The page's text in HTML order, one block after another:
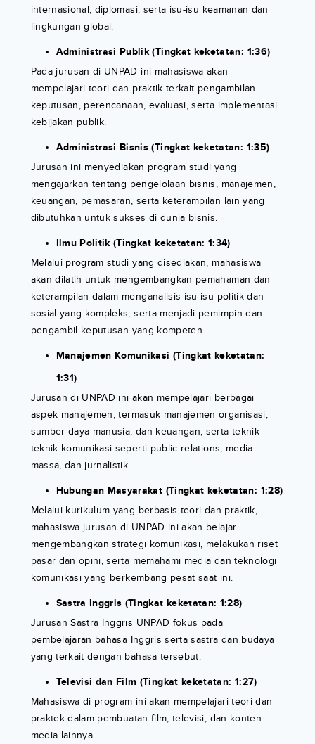
internasional, diplomasi, serta isu-isu keamanan dan
lingkungan global.
Administrasi Publik (Tingkat keketatan: 1:36)
Pada jurusan di UNPAD ini mahasiswa akan
mempelajari teori dan praktik terkait pengambilan
keputusan, perencanaan, evaluasi, serta implementasi
kebijakan publik.
Administrasi Bisnis (Tingkat keketatan: 1:35)
Jurusan ini menyediakan program studi yang
mengajarkan tentang pengelolaan bisnis, manajemen,
keuangan, pemasaran, serta keterampilan lain yang
dibutuhkan untuk sukses di dunia bisnis.
Ilmu Politik (Tingkat keketatan: 1:34)
Melalui program studi yang disediakan, mahasiswa
akan dilatih untuk mengembangkan pemahaman dan
keterampilan dalam menganalisis isu-isu politik dan
sosial yang kompleks, serta menjadi pemimpin dan
pengambil keputusan yang kompeten.
Manajemen Komunikasi (Tingkat keketatan:
1:31)
Jurusan di UNPAD ini akan mempelajari berbagai
aspek manajemen, termasuk manajemen organisasi,
sumber daya manusia, dan keuangan, serta teknik-
teknik komunikasi seperti public relations, media
massa, dan jurnalistik.
Hubungan Masyarakat (Tingkat keketatan: 1:28)
Melalui kurikulum yang berbasis teori dan praktik,
mahasiswa jurusan di UNPAD ini akan belajar
mengembangkan strategi komunikasi, melakukan riset
pasar dan opini, serta memahami media dan teknologi
komunikasi yang berkembang pesat saat ini.
Sastra Inggris (Tingkat keketatan: 1:28)
Jurusan Sastra Inggris UNPAD fokus pada
pembelajaran bahasa Inggris serta sastra dan budaya
yang terkait dengan bahasa tersebut.
Televisi dan Film (Tingkat keketatan: 1:27)
Mahasiswa di program ini akan mempelajari teori dan
praktek dalam pembuatan film, televisi, dan konten
media lainnya.